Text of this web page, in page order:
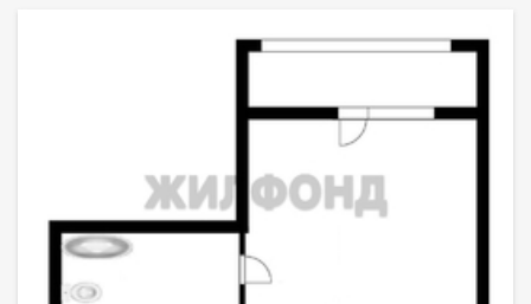
видеонаблюдения. В подарок покупателям квартиры мебель:
в рассрочку. При звонке, пожалуйста, сообщите номер